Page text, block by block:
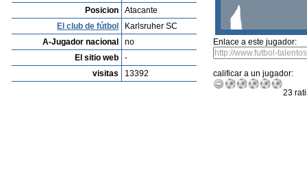
Posicion
Atacante
El club de fútbol
Karlsruher SC
A-Jugador nacional
no
El sitio web
-
visitas
13392
Enlace a este jugador:
calificar a un jugador:
23